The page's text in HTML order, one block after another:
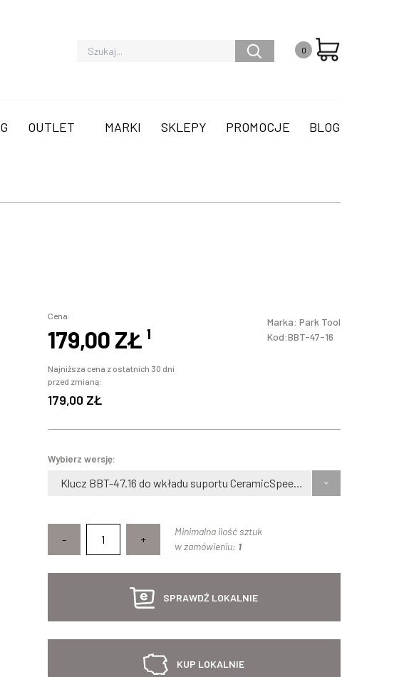
0
OUTLET MARKI SKLEPY PROMOCJE BLOG
Cena:
179,00 ZŁ¹
Najniższa cena z ostatnich 30 dni
przed zmianą:
179,00 ZŁ
Marka: Park Tool
Kod:BBT-47-16
Wybierz wersję:
Klucz BBT-47.16 do wkładu suportu CeramicSpeed, Enduro® T47, SRAM® T47 DUB®
- +
Minimalna ilość sztuk
w zamówieniu: 1
SPRAWDŹ LOKALNIE
KUP LOKALNIE